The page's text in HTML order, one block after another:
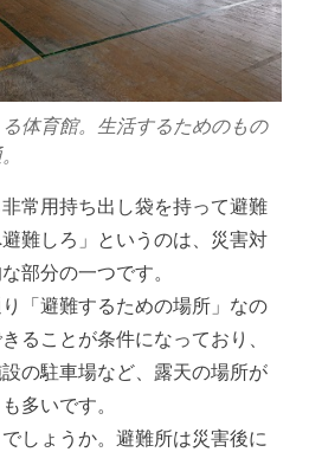
体育館。生活するためのもの
常用持ち出し袋を持って避難
難しろ」というのは、災害対
部分の一つです。
「避難するための場所」なの
ることが条件になっており、
の駐車場など、露天の場所が
多いです。
しょうか。避難所は災害後に